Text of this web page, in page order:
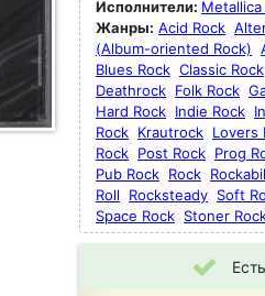
Исполнители:
Жанры: Acid Rock
(Album-oriented Rock)
Blues Rock Classic Rock
Deathrock Folk Rock
Hard Rock Indie Rock
Rock Krautrock Lovers
Rock Post Rock Prog
Pub Rock Rock
Roll
Rocksteady Soft
Space Rock Stoner